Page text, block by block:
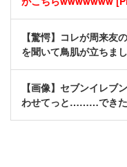
【驚愕】コレが周来友
を聞いて鳥肌が立ちま
【画像】セブンイレブ
わせてっと………できた